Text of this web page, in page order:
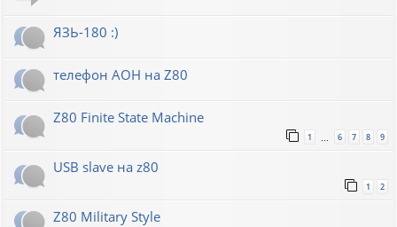
ЯЗЬ-180 :)
телефон АОН на Z80
Z80 Finite State Machine
1 … 6 7 8 9
USB slave на z80
1 2
Z80 Military Style